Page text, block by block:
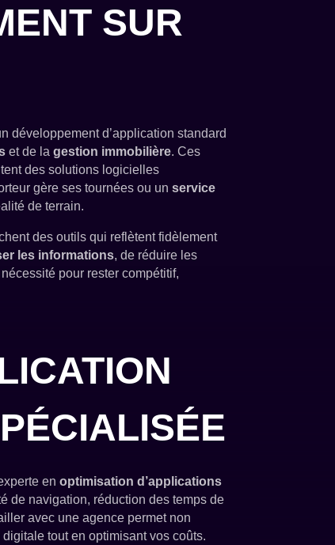
SUR
développement d’application standard
et de lagestion immobilière. Ces
des solutions logicielles
gère ses tournées ou unservice
de terrain.
des outils qui reflètent fidèlement
les informations, de réduire les
pour rester compétitif,
enoptimisation d’applications
de navigation, réduction des temps de
avec une agence permet non
tout en optimisant vos coûts.